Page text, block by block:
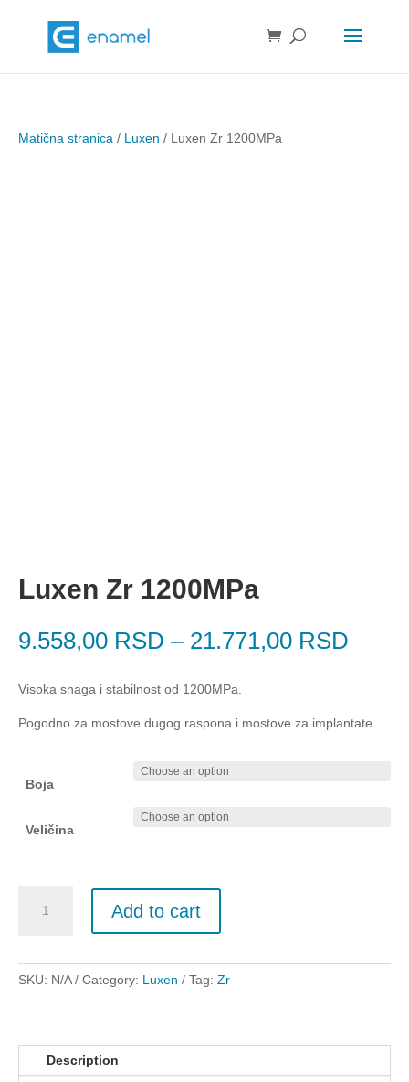
Matična stranica / Luxen / Luxen Zr 1200MPa
Luxen Zr 1200MPa
9.558,00 RSD – 21.771,00 RSD
Visoka snaga i stabilnost od 1200MPa.
Pogodno za mostove dugog raspona i mostove za implantate.
Boja
Veličina
Add to cart
SKU: N/A Category: Luxen Tag: Zr
Description